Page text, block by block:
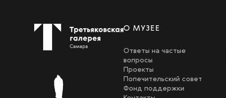
О МУЗЕЕ
Ответы на частые
вопросы
Проекты
Попечительский совет
Фонд поддержки